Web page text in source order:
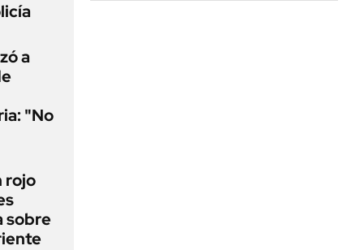
a
"No
rojo
sobre